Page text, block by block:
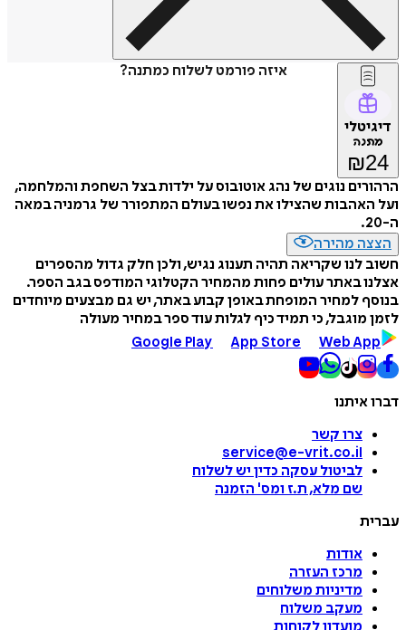
איזה פורמט לשלוח כמתנה?
דיגיטלי
מתנה
₪24
הרהורים נוגים של נהג אוטובוס על ילדות בצל השחפת והמלחמה,
ועל האהבות שהצילו את נפשו בעולם המתפורר של גרמניה במאה
ה-20.
הצצה מהירה
חשוב לנו שקריאה תהיה תענוג נגיש, ולכן חלק גדול מהספרים
אצלנו באתר עולים פחות מהמחיר הקטלוגי המודפס בגב הספר.
בנוסף למחיר המופחת באופן קבוע באתר, יש גם מבצעים מיוחדים
לזמן מוגבל, כי תמיד כיף לגלות עוד ספר במחיר מעולה
Google Play
App Store Web App
דברו איתנו
צרו קשר
service@e-vrit.co.il
לביטול עסקה כדין יש לשלוח
שם מלא, ת.ז ומס' הזמנה
עברית
אודות
מרכז העזרה
מדיניות משלוחים
מעקב משלוח
מועדון לקוחות